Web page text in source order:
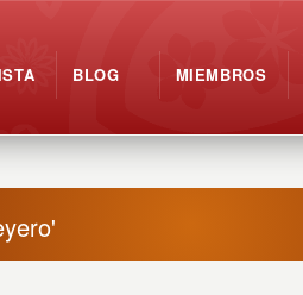
BLOG MIEMBROS